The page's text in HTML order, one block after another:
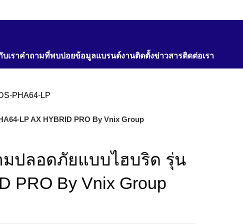
บเราคำถามที่พบบ่อยข้อมูลแบรนด์งานติดตั้งข่าวสารติดต่อเรา
LP AX HYBRID PRO By Vnix Group
ปลอดภัยแบบไฮบริด รุ่น
PRO By Vnix Group